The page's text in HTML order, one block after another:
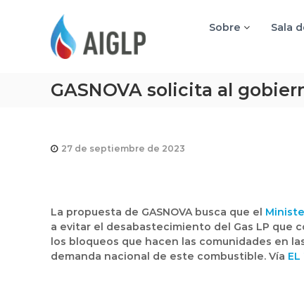
Sobre Sala
GASNOVA solicita al
27 de septiembre de 2023
La propuesta de GASNOVA busca que el
a evitar el desabastecimiento del Gas LP que
los bloqueos que hacen las comunidades en
demanda nacional de este combustible. Vía